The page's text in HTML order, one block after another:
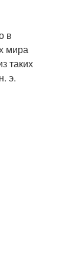
в
мира
таких
э.